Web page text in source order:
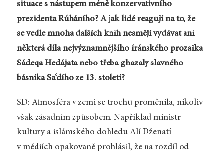
situace s nástupem méně konzervativního
prezidenta Rúháního? A jak lidé reagují na to, že
se vedle mnoha dalších knih nesmějí vydávat ani
některá díla nejvýznamnějšího íránského prozaika
Sádeqa Hedájata nebo třeba ghazaly slavného
básníka Sa‘dího ze 13. století?
SD: Atmosféra v zemi se trochu proměnila, nikoliv
však zásadním způsobem. Například ministr
kultury a islámského dohledu Alí Dženatí
v médiích opakovaně prohlásil, že na rozdíl od